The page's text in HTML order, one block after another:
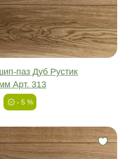
паз Дуб Рустик
Арт. 313
- 5 %